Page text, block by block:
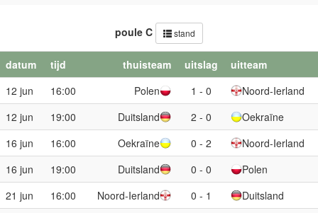
poule C stand
datum tijd thuisteam uitslag
uitteam
12 jun
16:00 Polen 1 - 0
Noord-Ierland
12 jun
19:00 Duitsland 2 - 0
Oekraïne
16 jun
16:00 Oekraïne 0 - 2
Noord-Ierland
16 jun
19:00 Duitsland 0 - 0
Polen
21 jun
16:00 Noord-Ierland 0 - 1
Duitsland